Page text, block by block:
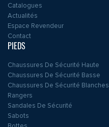
Catalogues
Actualités
Espace Revendeur
Contact
PIEDS
Chaussures De Sécurité Haute
Chaussures De Sécurité Basse
Chaussures De Sécurité Blanches
Rangers
Sandales De Sécurité
Sabots